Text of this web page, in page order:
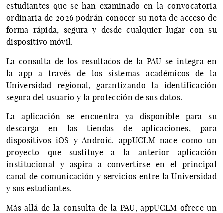
estudiantes que se han examinado en la convocatoria
ordinaria de 2026 podrán conocer su nota de acceso de
forma rápida, segura y desde cualquier lugar con su
dispositivo móvil.
La consulta de los resultados de la PAU se integra en
la app a través de los sistemas académicos de la
Universidad regional, garantizando la identificación
segura del usuario y la protección de sus datos.
La aplicación se encuentra ya disponible para su
descarga en las tiendas de aplicaciones, para
dispositivos iOS y Android. appUCLM nace como un
proyecto que sustituye a la anterior aplicación
institucional y aspira a convertirse en el principal
canal de comunicación y servicios entre la Universidad
y sus estudiantes.
Más allá de la consulta de la PAU, appUCLM ofrece un